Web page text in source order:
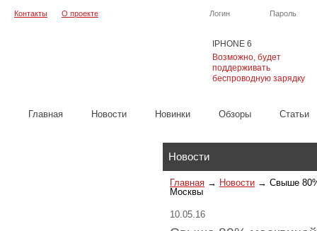
IPHONE 6
Возможно, будет
поддерживать
беспроводную зарядку
Логин Пароль
Контакты О проекте
Главная Новости Новинки Обзоры Cтатьи
Новости
Главная → Новости → Свыше
Москвы
10.05.16